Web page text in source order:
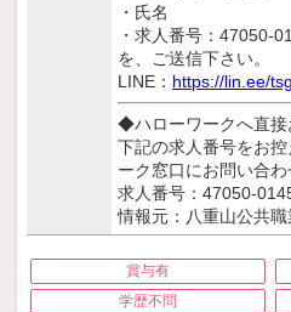
・氏名
・求人番号：47050-
を、ご送信下さい。
LINE： https://lin.ee/
◆ハローワークへ直接
下記の求人番号をお
ーク窓口にお問い合わ
求人番号：47050-
情報元：八重山公共
賞与有
学歴不問